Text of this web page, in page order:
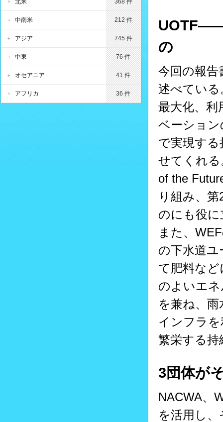
の
今回の報告
述べている
最大化、利
ベーショ
で実現す
せてくれ
of the
り組み、
のにも役
また、
の下水道
て肥料な
のよいエ
を兼ね、
インフラ
繁栄する
3団体が
NACWA、
を活用し
北米 368 件
中南米 212 件
アジア 745 件
中東 76 件
オセアニア 41 件
アフリカ 36 件